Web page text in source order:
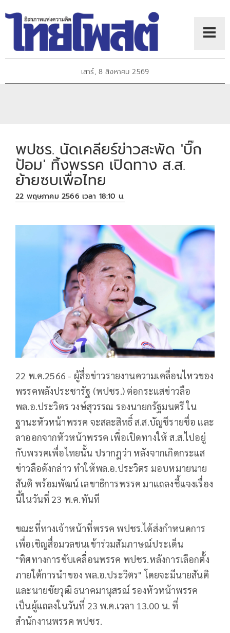
เสาร์, 8 สิงหาคม 2569
พปชร. นัดเคลียร์ข่าวสะพัด 'บิ๊ก
ป้อม' ทิ้งพรรค เปิดทาง ส.ส.
ย้ายซบเพื่อไทย
22 พฤษภาคม 2566 เวลา 18:10 น.
22 พ.ค.2566 - ผู้สื่อข่าวรายงานความเคลื่อนไหวของ
พรรคพลังประชารัฐ (พปชร.) ต่อกระแสข่าวลือ
พล.อ.ประวิตร วงษ์สุวรรณ รองนายกรัฐมนตรี ใน
ฐานะหัวหน้าพรรค จะสละสิทธิ์ ส.ส.บัญชีรายชื่อ และ
ลาออกจากหัวหน้าพรรค เพื่อเปิดทางให้ ส.ส.ไปอยู่
กับพรรคเพื่อไทยนั้น ปรากฎว่า หลังจากเกิดกระแส
ข่าวลือดังกล่าว ทำให้พล.อ.ประวิตร มอบหมายนาย
สันติ พร้อมพัฒน์ เลขาธิการพรรค มาแถลงชี้แจงเรื่อง
นี้ในวันที่ 23 พ.ค.ทันที
ขณะที่ทางเจ้าหน้าที่พรรค พปชร.ได้ส่งกำหนดการ
เพื่อเชิญสื่อมวลชนเข้าร่วมสัมภาษณ์ประเด็น
"ทิศทางการขับเคลื่อนพรรค พปชร.หลังการเลือกตั้ง
ภายใต้การนำของ พล.อ.ประวิตร" โดยจะมีนายสันติ
และนายชัยวุฒิ ธนาคมานุสรณ์ รองหัวหน้าพรรค
เป็นผู้แถลงในวันที่ 23 พ.ค.เวลา 13.00 น. ที่
สำนักงานพรรค พปชร.